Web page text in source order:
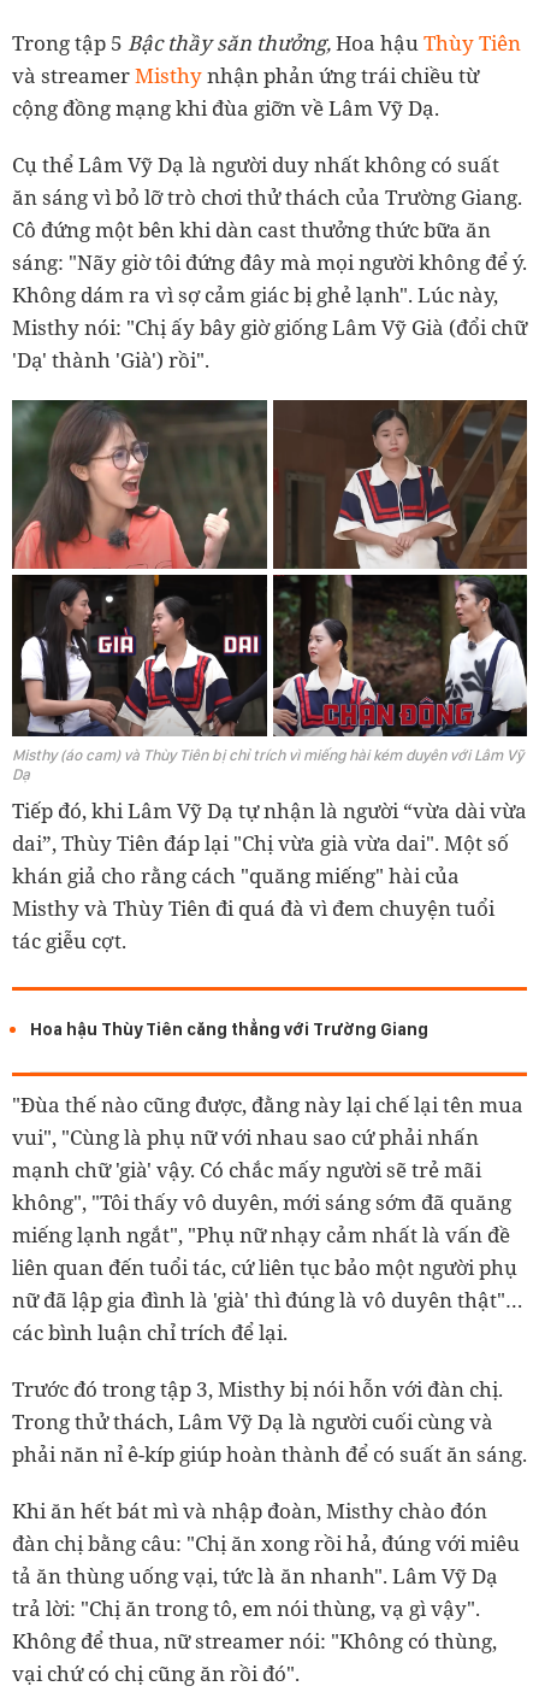
Trong tập 5 Bậc thầy săn thưởng,Hoa hậuThùy Tiên
và streamerMisthynhận phản ứng trái chiều từ
cộng đồng mạng khi đùa giỡn về Lâm Vỹ Dạ.
Cụ thể Lâm Vỹ Dạ là người duy nhất không có suất
ăn sáng vì bỏ lỡ trò chơi thử thách của Trường Giang.
Cô đứng một bên khi dàn cast thưởng thức bữa ăn
sáng: "Nãy giờ tôi đứng đây mà mọi người không để ý.
Không dám ra vì sợ cảm giác bị ghẻ lạnh". Lúc này,
Misthy nói: "Chị ấy bây giờ giống Lâm Vỹ Già (đổi chữ
'Dạ' thành 'Già') rồi".
Misthy (áo cam) và Thùy Tiên bị chỉ trích vì miếng hài kém duyên với Lâm Vỹ
Dạ
Tiếp đó, khi Lâm Vỹ Dạ tự nhận là người “vừa dài vừa
dai”, Thùy Tiên đáp lại "Chị vừa già vừa dai". Một số
khán giả cho rằng cách "quăng miếng" hài của
Misthy và Thùy Tiên đi quá đà vì đem chuyện tuổi
tác giễu cợt.
Hoa hậu Thùy Tiên căng thẳng với Trường Giang
"Đùa thế nào cũng được, đằng này lại chế lại tên mua
vui", "Cùng là phụ nữ với nhau sao cứ phải nhấn
mạnh chữ 'già' vậy. Có chắc mấy người sẽ trẻ mãi
không", "Tôi thấy vô duyên, mới sáng sớm đã quăng
miếng lạnh ngắt", "Phụ nữ nhạy cảm nhất là vấn đề
liên quan đến tuổi tác, cứ liên tục bảo một người phụ
nữ đã lập gia đình là 'già' thì đúng là vô duyên thật"…
các bình luận chỉ trích để lại.
Trước đó trong tập 3, Misthy bị nói hỗn với đàn chị.
Trong thử thách, Lâm Vỹ Dạ là người cuối cùng và
phải năn nỉ ê-kíp giúp hoàn thành để có suất ăn sáng.
Khi ăn hết bát mì và nhập đoàn, Misthy chào đón
đàn chị bằng câu: "Chị ăn xong rồi hả, đúng với miêu
tả ăn thùng uống vại, tức là ăn nhanh". Lâm Vỹ Dạ
trả lời: "Chị ăn trong tô, em nói thùng, vạ gì vậy".
Không để thua, nữ streamer nói: "Không có thùng,
vại chứ có chị cũng ăn rồi đó".